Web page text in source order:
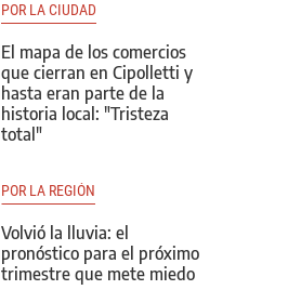
POR LA CIUDAD
El mapa de los comercios
que cierran en Cipolletti y
hasta eran parte de la
historia local: "Tristeza
total"
POR LA REGIÓN
Volvió la lluvia: el
pronóstico para el próximo
trimestre que mete miedo